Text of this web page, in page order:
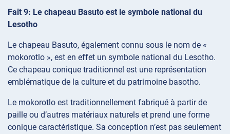
Fait 9: Le chapeau Basuto est le symbole national du
Lesotho
Le chapeau Basuto, également connu sous le nom de «
mokorotlo », est en effet un symbole national du Lesotho.
Ce chapeau conique traditionnel est une représentation
emblématique de la culture et du patrimoine basotho.
Le mokorotlo est traditionnellement fabriqué à partir de
paille ou d’autres matériaux naturels et prend une forme
conique caractéristique. Sa conception n’est pas seulement